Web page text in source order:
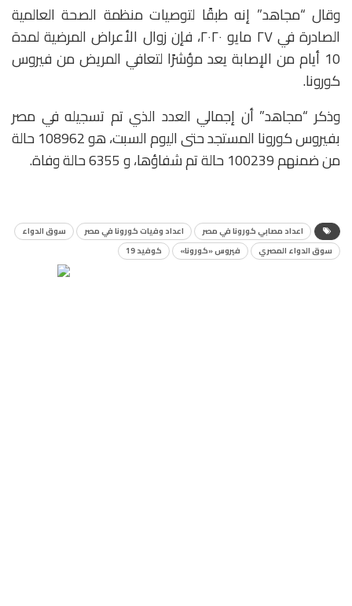
وقال “مجاهد” إنه طبقًا لتوصيات منظمة الصحة العالمية
الصادرة في ٢٧ مايو ٢٠٢٠، فإن زوال الأعراض المرضية لمدة
10 أيام من الإصابة يعد مؤشرًا لتعافي المريض من فيروس
كورونا.
وذكر “مجاهد” أن إجمالي العدد الذي تم تسجيله في مصر
بفيروس كورونا المستجد حتى اليوم السبت، هو 108962 حالة
من ضمنهم 100239 حالة تم شفاؤها، و 6355 حالة وفاة.
اعداد مصابي كورونا في مصر اعداد وفيات كورونا في مصر
سوق الدواء
سوق الدواء المصري
فيروس «كورونا» كوفيد 19